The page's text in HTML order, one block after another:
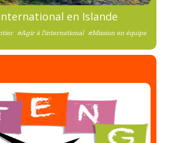
en Islande
#Agir à l'international #Mission en équipe